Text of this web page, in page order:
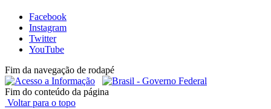
Facebook
Instagram
Twitter
YouTube
Fim da navegação de rodapé
Fim do conteúdo da página
Voltar para o topo